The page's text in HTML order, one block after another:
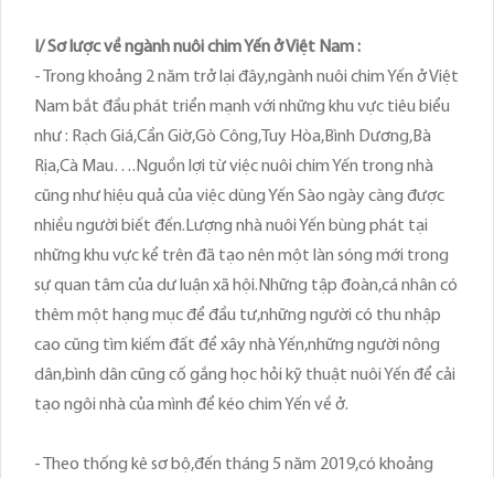
I/ Sơ lược về ngành nuôi chim Yến ở Việt Nam :
- Trong khoảng 2 năm trở lại đây,ngành nuôi chim Yến ở Việt
Nam bắt đầu phát triển mạnh với những khu vực tiêu biểu
như : Rạch Giá,Cần Giờ,Gò Công,Tuy Hòa,Bình Dương,Bà
Rịa,Cà Mau….Nguồn lợi từ việc nuôi chim Yến trong nhà
cũng như hiệu quả của việc dùng Yến Sào ngày càng được
nhiều người biết đến.Lượng nhà nuôi Yến bùng phát tại
những khu vực kể trên đã tạo nên một làn sóng mới trong
sự quan tâm của dư luận xã hội.Những tập đoàn,cá nhân có
thêm một hạng mục để đầu tư,những người có thu nhập
cao cũng tìm kiếm đất để xây nhà Yến,những người nông
dân,bình dân cũng cố gắng học hỏi kỹ thuật nuôi Yến để cải
tạo ngôi nhà của mình để kéo chim Yến về ở.
- Theo thống kê sơ bộ,đến tháng 5 năm 2019,có khoảng